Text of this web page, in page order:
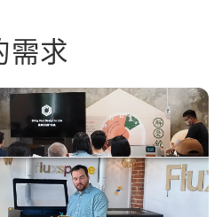
需求